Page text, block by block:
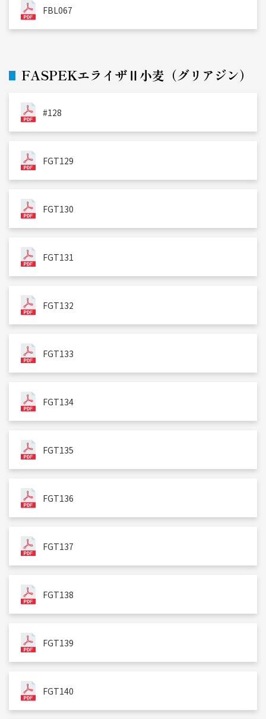
FBL067
FASPEKエライザⅡ小麦（グリアジン）
#128
FGT129
FGT130
FGT131
FGT132
FGT133
FGT134
FGT135
FGT136
FGT137
FGT138
FGT139
FGT140